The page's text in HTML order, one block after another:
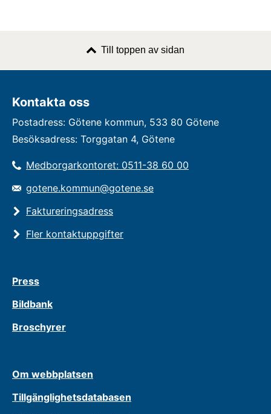
Till toppen av sidan
Kontakta oss
Postadress: Götene kommun, 533 80 Götene
Besöksadress: Torggatan 4, Götene
Medborgarkontoret: 0511-38 60 00
gotene.kommun@gotene.se
Faktureringsadress
Fler kontaktuppgifter
Press
Bildbank
Broschyrer
Om webbplatsen
Tillgänglighetsdatabasen